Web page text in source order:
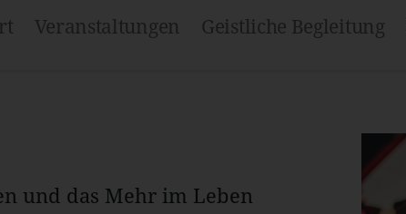
Veranstaltungen Geistliche Begleitung
und das Mehr im Leben